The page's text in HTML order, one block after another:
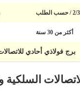
2/3 / حسب الطلب
أكثر من 30 سنة
برج فولاذي أحادي